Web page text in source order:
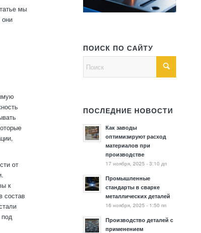
мы
от
к
состав
ПОИСК ПО САЙТУ
ПОСЛЕДНИЕ НОВОСТИ
Как заводы
оптимизируют расход
материалов при
производстве
17 ноября, 2025 - 3:10 дп
Промышленные
стандарты в сварке
металлических деталей
16 ноября, 2025 - 1:50 пп
Производство деталей с
применением